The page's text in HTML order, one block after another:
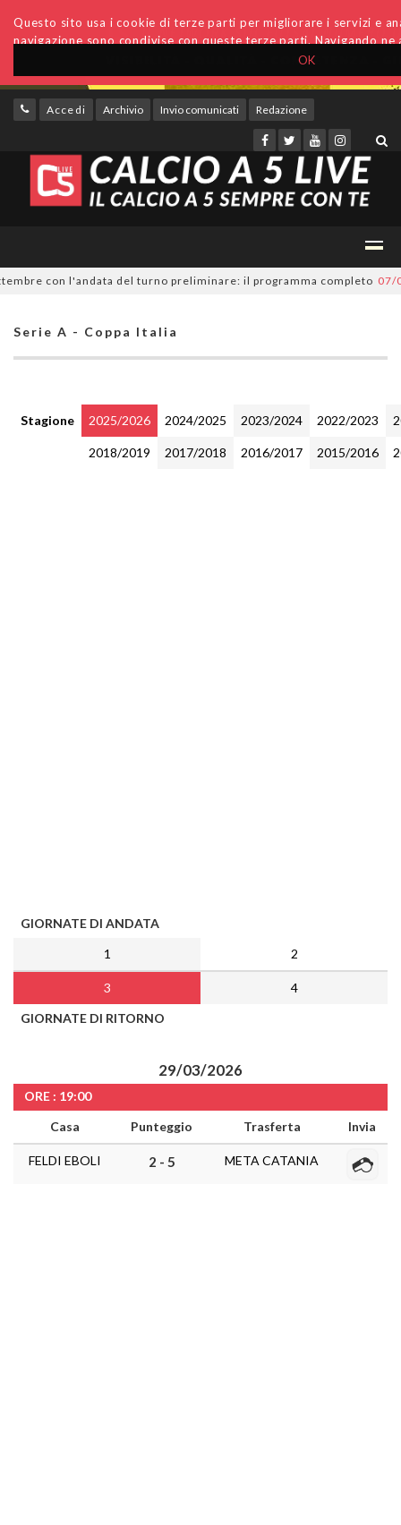
OK
Questo sito usa i cookie di terze parti per migliorare i servizi e
navigazione sono condivise con queste terze parti. Navigando
Accedi Archivio Invio comunicati Redazione
con l'andata del turno preliminare: il programma completo 07/08/
Serie A - Coppa Italia
Stagione 2025/2026 2024/2025 2023/2024 2022/2023
2018/2019 2017/2018 2016/2017 2015/2016
GIORNATE DI ANDATA
1
2
3
4
GIORNATE DI RITORNO
29/03/2026
ORE : 19:00
Casa
Punteggio Trasferta Invia
FELDI EBOLI 2 - 5 META CATANIA